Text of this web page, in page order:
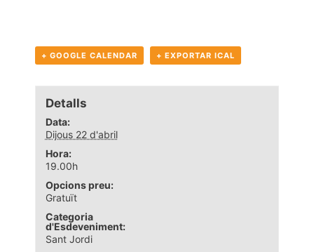
+ GOOGLE CALENDAR + EXPORTAR ICAL
Detalls
Data:
Dijous 22 d'abril
Hora:
19.00h
Opcions preu:
Gratuït
Categoria
d'Esdeveniment:
Sant Jordi